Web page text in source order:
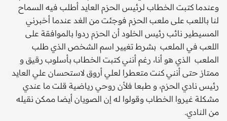
وعندما كتبت الخطاب لرئيس الحزم العايد أطلب فيه السماح
لنا باللعب على ملعب الحزم فوجئت من الغد عندما أخبرني
المسيطير نائب رئيس الخلود أن الحزم ردوا بالموافقة على
اللعب في الملعب بشرط تغيير اسم الشخص الذي طلب
الملعب الذي هو أنا، رغم أنني كتبت الخطاب بأسلوب رقيق و
ممتاز حتى أنني كنت متعطرا لعلي أروق لاستحسان علي العايد
رئيس نادي الحزم، و طبعا فلأن روحي رياضية قلت ما عندي
مشكلة غيروا الخطاب وقولوا له إن الصويان أيضا ممكن نقيله
من النادي.